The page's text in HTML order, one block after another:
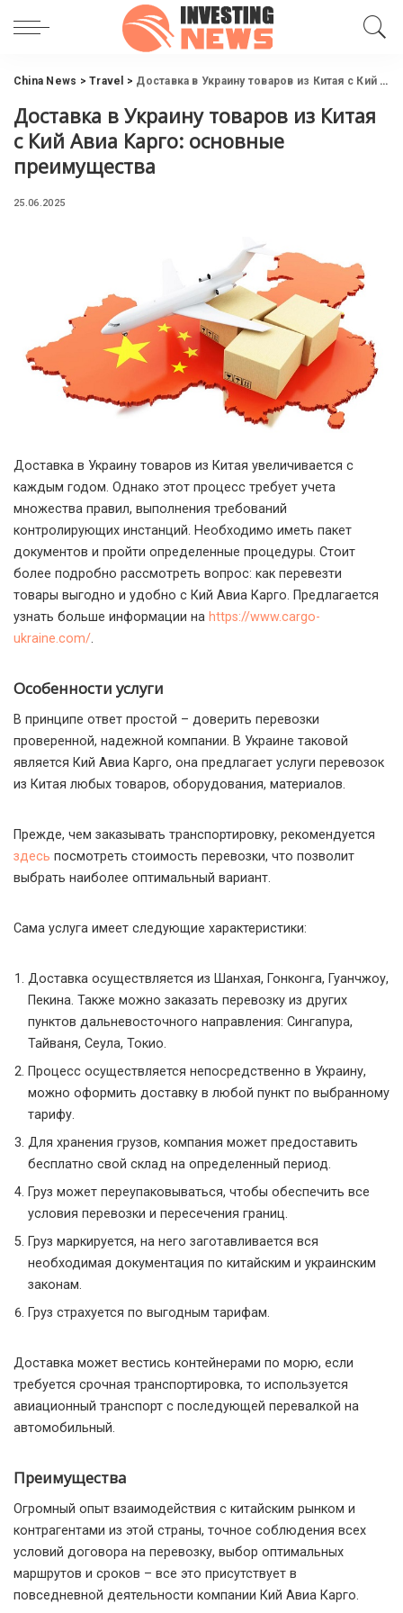
China News >Travel > Доставка в Украину товаров из Китая с Кий Авиа Карго: основные преимущества
Доставка в Украину товаров из Китая
с Кий Авиа Карго: основные
преимущества
25.06.2025
Доставка в Украину товаров из Китая увеличивается с
каждым годом. Однако этот процесс требует учета
множества правил, выполнения требований
контролирующих инстанций. Необходимо иметь пакет
документов и пройти определенные процедуры. Стоит
более подробно рассмотреть вопрос: как перевезти
товары выгодно и удобно с Кий Авиа Карго. Предлагается
узнать больше информации на https://www.cargo-
ukraine.com/.
Особенности услуги
В принципе ответ простой – доверить перевозки
проверенной, надежной компании. В Украине таковой
является Кий Авиа Карго, она предлагает услуги перевозок
из Китая любых товаров, оборудования, материалов.
Прежде, чем заказывать транспортировку, рекомендуется
здесь посмотреть стоимость перевозки, что позволит
выбрать наиболее оптимальный вариант.
Сама услуга имеет следующие характеристики:
Доставка осуществляется из Шанхая, Гонконга, Гуанчжоу,
Пекина. Также можно заказать перевозку из других
пунктов дальневосточного направления: Сингапура,
Тайваня, Сеула, Токио.
Процесс осуществляется непосредственно в Украину,
можно оформить доставку в любой пункт по выбранному
тарифу.
Для хранения грузов, компания может предоставить
бесплатно свой склад на определенный период.
Груз может переупаковываться, чтобы обеспечить все
условия перевозки и пересечения границ.
Груз маркируется, на него заготавливается вся
необходимая документация по китайским и украинским
законам.
Груз страхуется по выгодным тарифам.
Доставка может вестись контейнерами по морю, если
требуется срочная транспортировка, то используется
авиационный транспорт с последующей перевалкой на
автомобильный.
Преимущества
Огромный опыт взаимодействия с китайским рынком и
контрагентами из этой страны, точное соблюдения всех
условий договора на перевозку, выбор оптимальных
маршрутов и сроков – все это присутствует в
повседневной деятельности компании Кий Авиа Карго.